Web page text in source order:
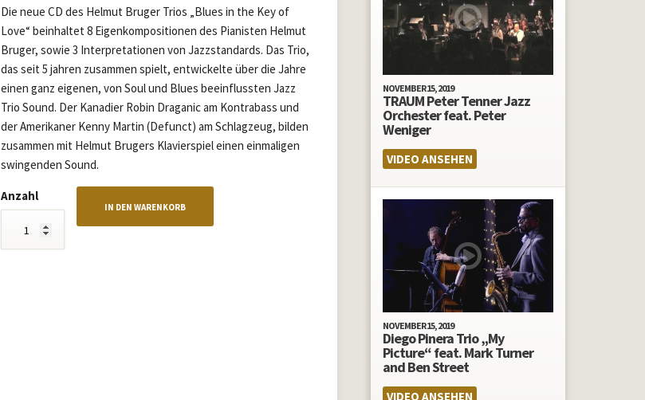
Die neue CD des Helmut Bruger Trios „Blues in the Key of
Love“ beinhaltet 8 Eigenkompositionen des Pianisten Helmut
Bruger, sowie 3 Interpretationen von Jazzstandards. Das Trio,
das seit 5 jahren zusammen spielt, entwickelte über die Jahre
einen ganz eigenen, von Soul und Blues beeinflussten Jazz
Trio Sound. Der Kanadier Robin Draganic am Kontrabass und
der Amerikaner Kenny Martin (Defunct) am Schlagzeug, bilden
zusammen mit Helmut Brugers Klavierspiel einen einmaligen
swingenden Sound.
Anzahl
IN DEN WARENKORB
NOVEMBER 15, 2019
TRAUM Peter Tenner Jazz
Orchester feat. Peter
Weniger
VIDEO ANSEHEN
NOVEMBER 15, 2019
Diego Pinera Trio „My
Picture“ feat. Mark Turner
and Ben Street
VIDEO ANSEHEN